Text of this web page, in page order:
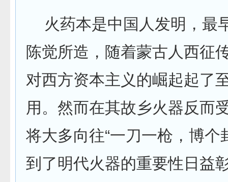
火药本是中国人发明，最
陈觉所造，随着蒙古人西征
对西方资本主义的崛起起了
用。然而在其故乡火器反而
将大多向往“一刀一枪，博个
到了明代火器的重要性日益